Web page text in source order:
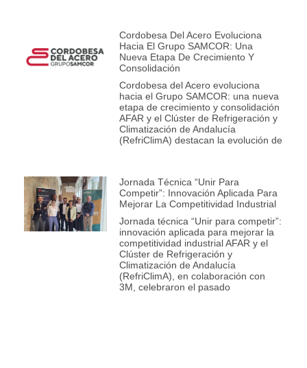
Cordobesa Del Acero Evoluciona
Hacia El Grupo SAMCOR: Una
Nueva Etapa De Crecimiento Y
Consolidación
Cordobesa del Acero evoluciona
hacia el Grupo SAMCOR: una nueva
etapa de crecimiento y consolidación
AFAR y el Clúster de Refrigeración y
Climatización de Andalucía
(RefriClimA) destacan la evolución de
Jornada Técnica “Unir Para
Competir”: Innovación Aplicada Para
Mejorar La Competitividad Industrial
Jornada técnica “Unir para competir”:
innovación aplicada para mejorar la
competitividad industrial AFAR y el
Clúster de Refrigeración y
Climatización de Andalucía
(RefriClimA), en colaboración con
3M, celebraron el pasado